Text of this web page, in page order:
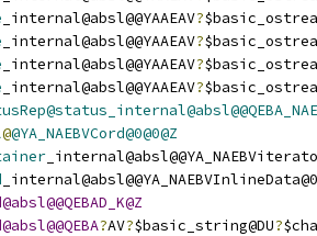
_internal@absl@@YAAEAV?
_internal@absl@@YAAEAV?
_internal@absl@@YAAEAV?
_internal@absl@@YAAEAV?
@@YA_NAEBVCord@0@0@Z
?AV?$basic_string@DU?